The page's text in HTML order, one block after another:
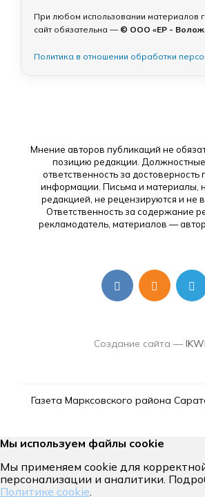
При любом использовании материалов
сайт обязательна — © ООО «ЕР -
Политика в отношении обработки
Мнение авторов публикаций не
позицию редакции.
ответственность за
информации. Письма и материалы,
редакцией, не рецензируются и не
Ответственность за содержание
рекламодатель, материалов —
Создание сайта —
Газета Марксовского района
Мы используем файлы cookie
Мы применяем cookie для
персонализации и аналитики.
Политике cookie.